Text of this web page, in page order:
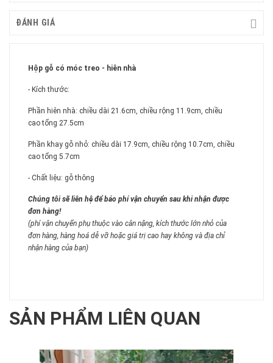
ĐÁNH GIÁ
Hộp gỗ có móc treo - hiên nhà
- Kích thước:
Phần hiên nhà: chiều dài 21.6cm, chiều rộng 11.9cm, chiều
cao tổng 27.5cm
Phần khay gỗ nhỏ: chiều dài 17.9cm, chiều rộng 10.7cm, chiều
cao tổng 5.7cm
- Chất liệu: gỗ thông
Chúng tôi sẽ liên hệ để báo phí vận chuyển sau khi nhận được
đơn hàng!
(phí vận chuyển phụ thuộc vào cân nặng, kích thước lớn nhỏ của
đơn hàng, hàng hoá dễ vỡ hoặc giá trị cao hay không và địa chỉ
nhận hàng của bạn)
SẢN PHẨM LIÊN QUAN